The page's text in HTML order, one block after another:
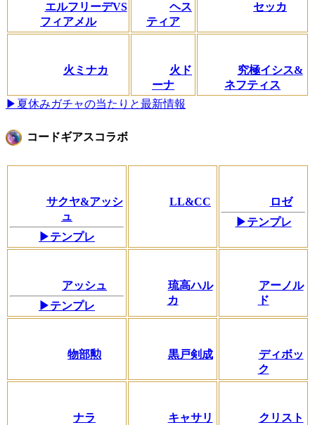
エルフリーデVS
フィアメル
ヘス
ティア
セッカ
火ミナカ
火ド
ーナ
究極イシス&
ネフティス
▶夏休みガチャの当たりと最新情報
コードギアスコラボ
サクヤ&アッシ
ュ
▶テンプレ
LL&CC
ロゼ
▶テンプレ
アッシュ
▶テンプレ
琉高ハル
カ
アーノル
ド
物部勲 黒戸剣成
ディボッ
ク
ナラ
キャサリ
クリスト